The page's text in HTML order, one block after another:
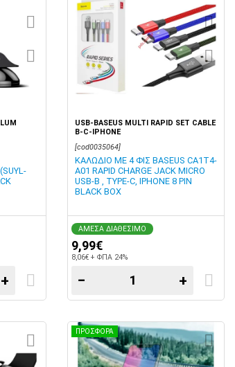
+
USB-BASEUS MULTI RAPID SET CABLE
B-C-IPHONE
[cod0035064]
ΚΑΛΩΔΙΟ ΜΕ 4 ΦΙΣ BASEUS CA1T4-
A01 RAPID CHARGE JACK MICRO
USB-B , TYPE-C, IPHONE 8 PIN
BLACK BOX
ΑΜΕΣΑ ΔΙΑΘΕΣΙΜΟ
9,99€
8,06€ + ΦΠΑ 24%
− +
ΠΡΟΣΦΟΡΑ